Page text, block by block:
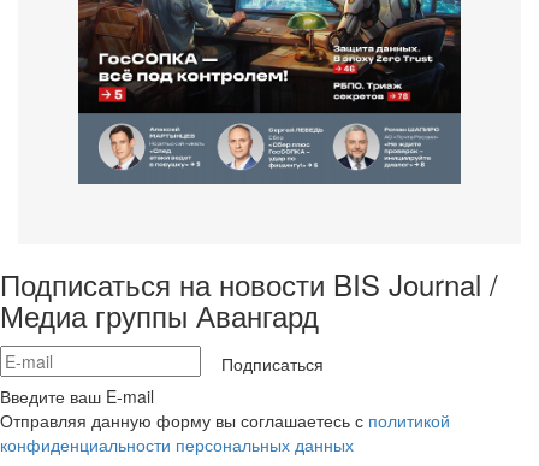
Подписаться на новости BIS Journal /
Медиа группы Авангард
Подписаться
Введите ваш E-mail
Отправляя данную форму вы соглашаетесь с политикой
конфиденциальности персональных данных